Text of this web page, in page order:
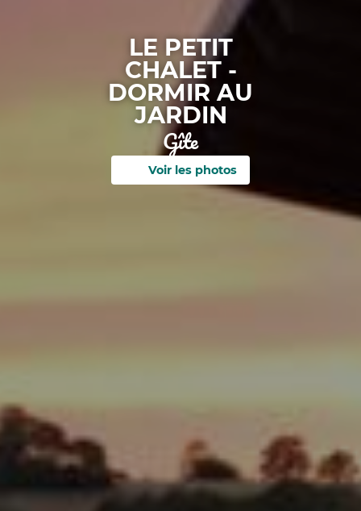
LE PETIT
CHALET -
DORMIR AU
JARDIN
Gîte
Voir les photos